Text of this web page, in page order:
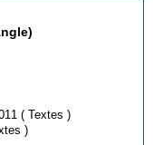
Angle)
• Tome 1 : Le fantôme de Cornélius / Juin 2011 ( Textes )
d'adieux / Oct 2012 ( Textes )